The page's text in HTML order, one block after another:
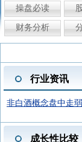
操盘必读
财务分析
行业资讯
非白酒概念盘中走
成长性比较